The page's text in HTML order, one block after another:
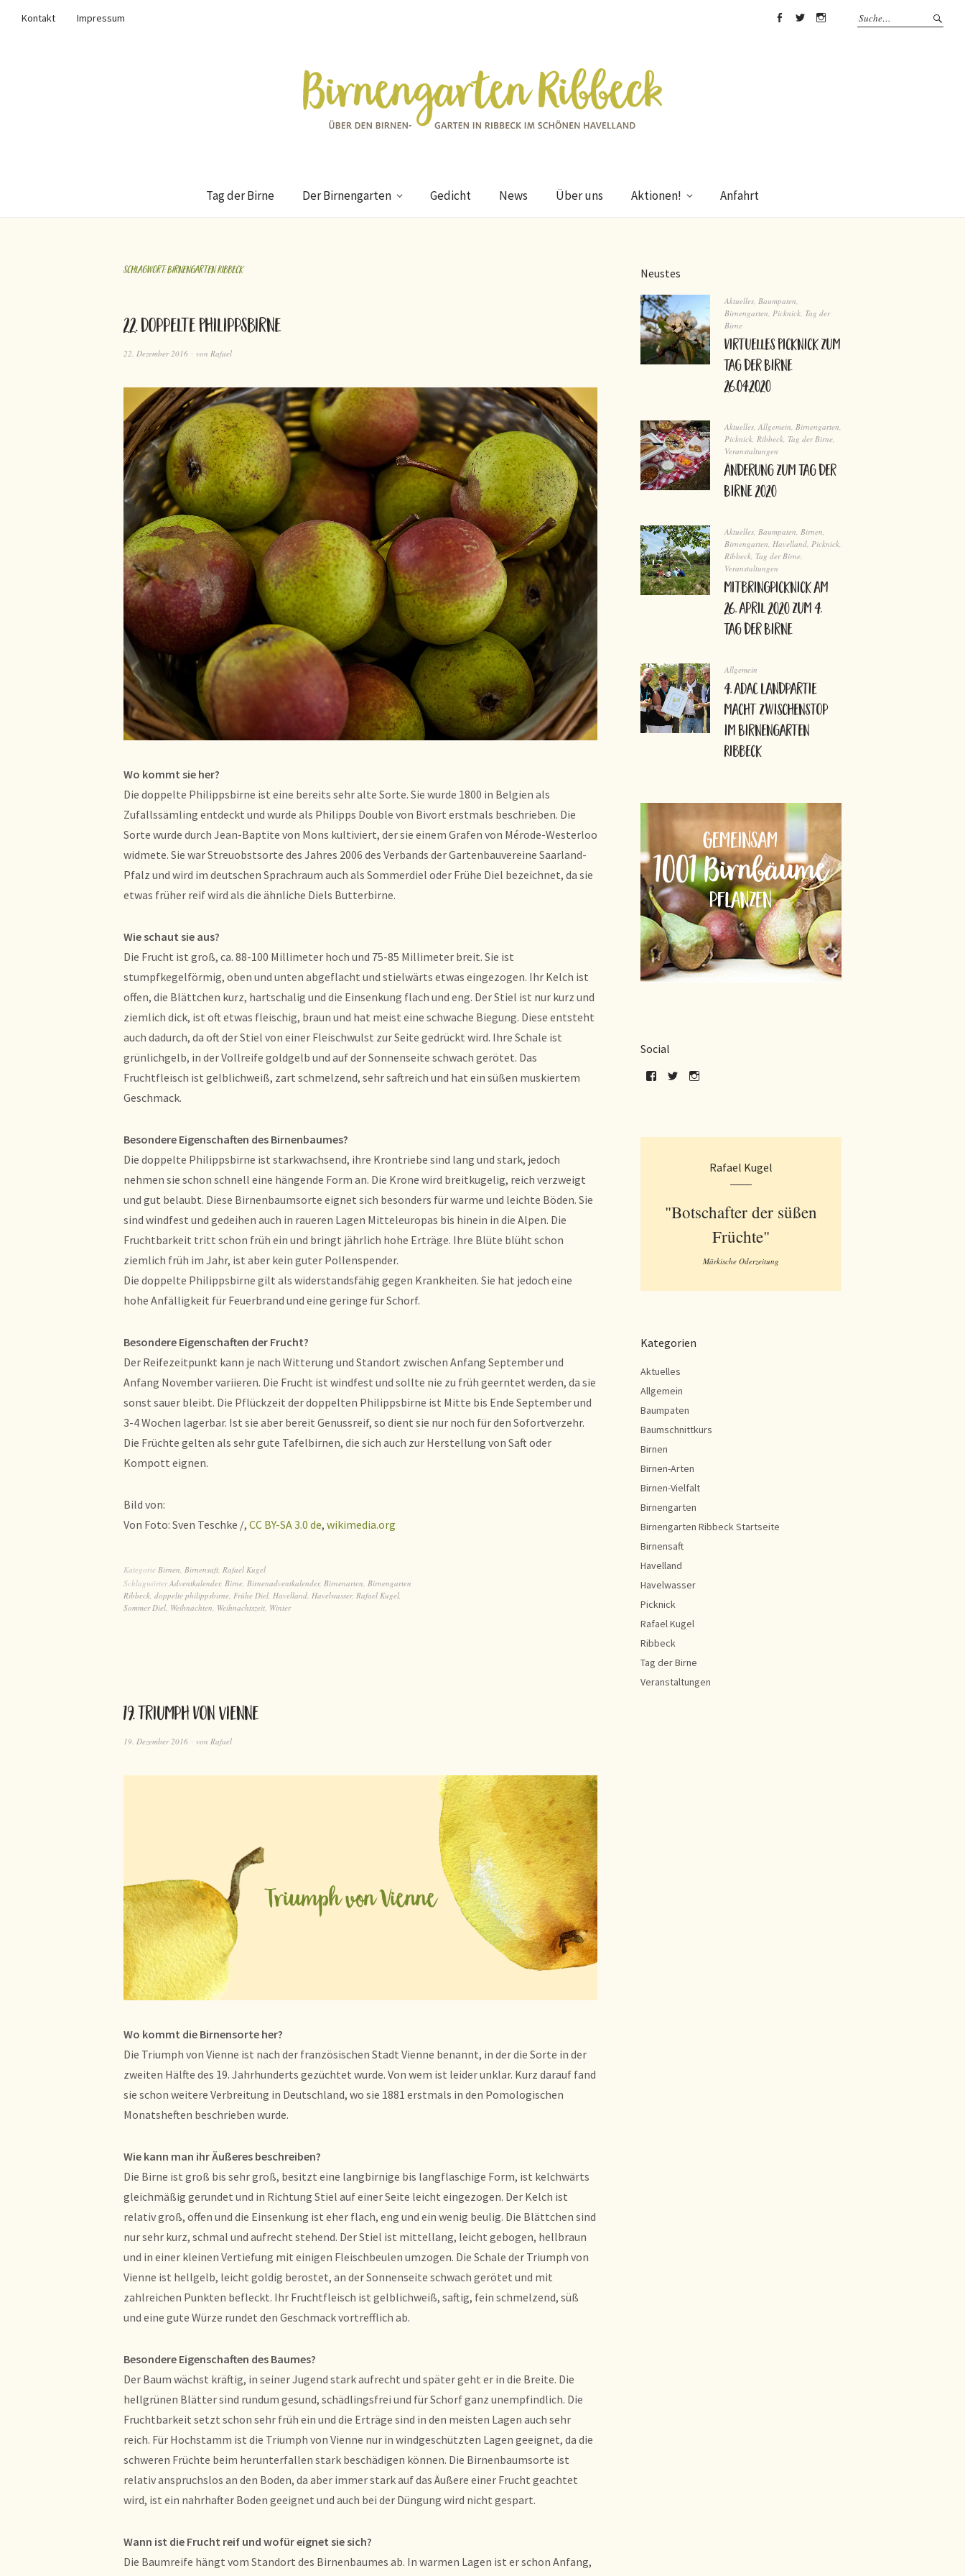
Kontakt
Impressum
Tag der Birne Der Birnengarten Gedicht News Über uns Aktionen! Anfahrt
Schlagwort:Birnengarten Ribbeck
22. Doppelte Philippsbirne
22. Dezember 2016 von Rafael
Wo kommt sie her?
Die doppelte Philippsbirne ist eine bereits sehr alte Sorte. Sie wurde 1800 in Belgien als
Zufallssämling entdeckt und wurde als Philipps Double von Bivort erstmals beschrieben. Die
Sorte wurde durch Jean-Baptite von Mons kultiviert, der sie einem Grafen von Mérode-Westerloo
widmete. Sie war Streuobstsorte des Jahres 2006 des Verbands der Gartenbauvereine Saarland-
Pfalz und wird im deutschen Sprachraum auch als Sommerdiel oder Frühe Diel bezeichnet, da sie
etwas früher reif wird als die ähnliche Diels Butterbirne.
Wie schaut sie aus?
Die Frucht ist groß, ca. 88-100 Millimeter hoch und 75-85 Millimeter breit. Sie ist
stumpfkegelförmig, oben und unten abgeflacht und stielwärts etwas eingezogen. Ihr Kelch ist
offen, die Blättchen kurz, hartschalig und die Einsenkung flach und eng. Der Stiel ist nur kurz und
ziemlich dick, ist oft etwas fleischig, braun und hat meist eine schwache Biegung. Diese entsteht
auch dadurch, da oft der Stiel von einer Fleischwulst zur Seite gedrückt wird. Ihre Schale ist
grünlichgelb, in der Vollreife goldgelb und auf der Sonnenseite schwach gerötet. Das
Fruchtfleisch ist gelblichweiß, zart schmelzend, sehr saftreich und hat ein süßen muskiertem
Geschmack.
Besondere Eigenschaften des Birnenbaumes?
Die doppelte Philippsbirne ist starkwachsend, ihre Krontriebe sind lang und stark, jedoch
nehmen sie schon schnell eine hängende Form an. Die Krone wird breitkugelig, reich verzweigt
und gut belaubt. Diese Birnenbaumsorte eignet sich besonders für warme und leichte Böden. Sie
sind windfest und gedeihen auch in raueren Lagen Mitteleuropas bis hinein in die Alpen. Die
Fruchtbarkeit tritt schon früh ein und bringt jährlich hohe Erträge. Ihre Blüte blüht schon
ziemlich früh im Jahr, ist aber kein guter Pollenspender.
Die doppelte Philippsbirne gilt als widerstandsfähig gegen Krankheiten. Sie hat jedoch eine
hohe Anfälligkeit für Feuerbrand und eine geringe für Schorf.
Besondere Eigenschaften der Frucht?
Der Reifezeitpunkt kann je nach Witterung und Standort zwischen Anfang September und
Anfang November variieren. Die Frucht ist windfest und sollte nie zu früh geerntet werden, da sie
sonst sauer bleibt. Die Pflückzeit der doppelten Philippsbirne ist Mitte bis Ende September und
3-4 Wochen lagerbar. Ist sie aber bereit Genussreif, so dient sie nur noch für den Sofortverzehr.
Die Früchte gelten als sehr gute Tafelbirnen, die sich auch zur Herstellung von Saft oder
Kompott eignen.
Bild von:
Von Foto: Sven Teschke /, CC BY-SA 3.0 de, wikimedia.org
Kategorie Birnen Birnensaft Rafael Kugel
SchlagwörterAdventkalender, Birne Birnenadventkalender, Birnenarten Birnengarten
Ribbeck doppelte philippsbirne Frühe Diel Havelland Havelwasser, Rafael Kugel
Sommer Diel Weihnachten Weihnachtszeit Winter
19. Triumph von Vienne
19. Dezember 2016 von Rafael
Wo kommt die Birnensorte her?
Die Triumph von Vienne ist nach der französischen Stadt Vienne benannt, in der die Sorte in der
zweiten Hälfte des 19. Jahrhunderts gezüchtet wurde. Von wem ist leider unklar. Kurz darauf fand
sie schon weitere Verbreitung in Deutschland, wo sie 1881 erstmals in den Pomologischen
Monatsheften beschrieben wurde.
Wie kann man ihr Äußeres beschreiben?
Die Birne ist groß bis sehr groß, besitzt eine langbirnige bis langflaschige Form, ist kelchwärts
gleichmäßig gerundet und in Richtung Stiel auf einer Seite leicht eingezogen. Der Kelch ist
relativ groß, offen und die Einsenkung ist eher flach, eng und ein wenig beulig. Die Blättchen sind
nur sehr kurz, schmal und aufrecht stehend. Der Stiel ist mittellang, leicht gebogen, hellbraun
und in einer kleinen Vertiefung mit einigen Fleischbeulen umzogen. Die Schale der Triumph von
Vienne ist hellgelb, leicht goldig berostet, an der Sonnenseite schwach gerötet und mit
zahlreichen Punkten befleckt. Ihr Fruchtfleisch ist gelblichweiß, saftig, fein schmelzend, süß
und eine gute Würze rundet den Geschmack vortrefflich ab.
Besondere Eigenschaften des Baumes?
Der Baum wächst kräftig, in seiner Jugend stark aufrecht und später geht er in die Breite. Die
hellgrünen Blätter sind rundum gesund, schädlingsfrei und für Schorf ganz unempfindlich. Die
Fruchtbarkeit setzt schon sehr früh ein und die Erträge sind in den meisten Lagen auch sehr
reich. Für Hochstamm ist die Triumph von Vienne nur in windgeschützten Lagen geeignet, da die
schweren Früchte beim herunterfallen stark beschädigen können. Die Birnenbaumsorte ist
relativ anspruchslos an den Boden, da aber immer stark auf das Äußere einer Frucht geachtet
wird, ist ein nahrhafter Boden geeignet und auch bei der Düngung wird nicht gespart.
Wann ist die Frucht reif und wofür eignet sie sich?
Die Baumreife hängt vom Standort des Birnenbaumes ab. In warmen Lagen ist er schon Anfang,
Neustes
Aktuelles, Baumpaten,
Birnengarten, Picknick, Tag der
Birne
virtuelles Picknick zum
Tag der Birne
26.04.2020
Aktuelles, Allgemein, Birnengarten,
Picknick, Ribbeck, Tag der Birne,
Veranstaltungen
Änderung zum Tag der
Birne 2020
Aktuelles, Baumpaten, Birnen,
Birnengarten, Havelland, Picknick,
Ribbeck, Tag der Birne,
Veranstaltungen
Mitbringpicknick am
26. April 2020 zum 4.
Tag der Birne
Allgemein
4. ADAC Landpartie
macht Zwischenstop
im Birnengarten
Ribbeck
Social
Rafael Kugel
"Botschafter der süßen
Früchte"
Märkische Oderzeitung
Kategorien
Aktuelles
Allgemein
Baumpaten
Baumschnittkurs
Birnen
Birnen-Arten
Birnen-Vielfalt
Birnengarten
Birnengarten Ribbeck Startseite
Birnensaft
Havelland
Havelwasser
Picknick
Rafael Kugel
Ribbeck
Tag der Birne
Veranstaltungen